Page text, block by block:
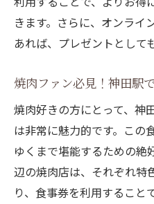
きます。さらに、オンライ
あれば、プレゼントとして
焼肉ファン必見！神田駅
焼肉好きの方にとって、神
は非常に魅力的です。この
ゆくまで堪能するための絶
辺の焼肉店は、それぞれ特
り、食事券を利用すること